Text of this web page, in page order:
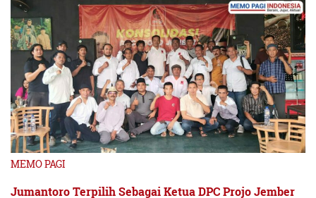
MEMO PAGI
Jumantoro Terpilih Sebagai Ketua DPC Projo Jember